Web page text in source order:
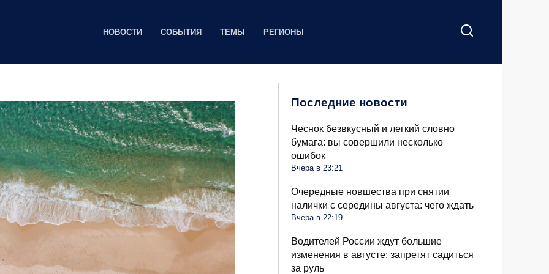
НОВОСТИ СОБЫТИЯ ТЕМЫ РЕГИОНЫ
Последние новости
Чеснок безвкусный и легкий словно
бумага: вы совершили несколько
ошибок
Вчера в 23:21
Очередные новшества при снятии
налички с середины августа: чего ждать
Вчера в 22:19
Водителей России ждут большие
изменения в августе: запретят садиться
за руль